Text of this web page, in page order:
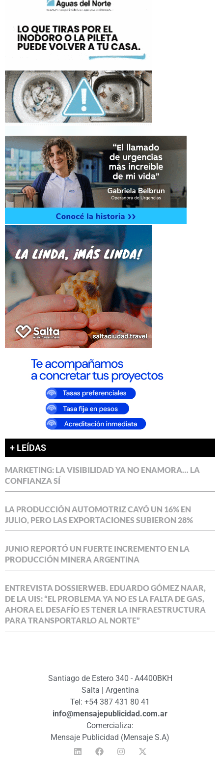
+ LEÍDAS
MARKETING: LA VISIBILIDAD YA NO ENAMORA… LA
CONFIANZA SÍ
LA PRODUCCIÓN AUTOMOTRIZ CAYÓ UN 16% EN
JULIO, PERO LAS EXPORTACIONES SUBIERON 28%
JUNIO REPORTÓ UN FUERTE INCREMENTO EN LA
PRODUCCIÓN MINERA ARGENTINA
ENTREVISTA DOSSIERWEB. EDUARDO GÓMEZ NAAR,
DE LA UIS: “EL PROBLEMA YA NO ES LA FALTA DE GAS,
AHORA EL DESAFÍO ES TENER LA INFRAESTRUCTURA
PARA TRANSPORTARLO AL NORTE”
Santiago de Estero 340 - A4400BKH
Salta | Argentina
Tel: +54 387 431 80 41
info@mensajepublicidad.com.ar
Comercializa:
Mensaje Publicidad (Mensaje S.A)